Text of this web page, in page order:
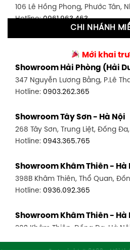
Hotline:0906.256.759
0986.71.8448
Showroom Thuận An - Bình
66 đường DT743, An Phú, Thuận
Showroom Biên Hòa - Đồng
452 Nguyễn Ái Quốc, Tân Tiến,
106 Lê Hồng Phong, Phước Tân,
Hotline:0961.963.463
27-29 Nguyễn Sỹ Sách, Hưng
Hotline:0943.960.966
Showroom Buôn Ma Thuột
Hotline:0934.02.18.18
CHI NHÁNH
Mới khai
Showroom Hải Phòng (Hải
347 Nguyễn Lương Bằng, P.Lê
Hotline: 0903.262.365
Showroom Tây Sơn - Hà Nội
268 Tây Sơn, Trung Liệt, Đống
Hotline: 0943.365.765
Showroom Khâm Thiên - Hà
398B Khâm Thiên, Thổ Quan,
Hotline: 0936.092.365
Showroom Khâm Thiên - Hà
302 Khâm Thiên, Đống Đa, Hà